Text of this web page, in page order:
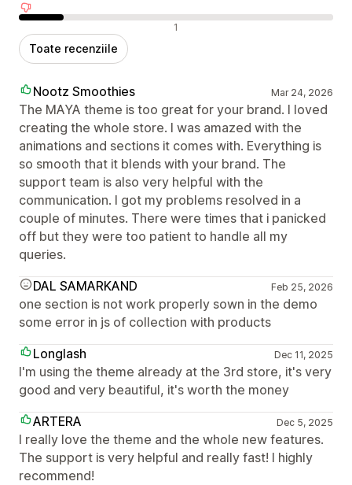
1
Toate recenziile
Nootz Smoothies Mar 24, 2026
The MAYA theme is too great for your brand. I loved
creating the whole store. I was amazed with the
animations and sections it comes with. Everything is
so smooth that it blends with your brand. The
support team is also very helpful with the
communication. I got my problems resolved in a
couple of minutes. There were times that i panicked
off but they were too patient to handle all my
queries.
DAL SAMARKAND
Feb 25, 2026
one section is not work properly sown in the demo
some error in js of collection with products
Longlash
Dec 11, 2025
I'm using the theme already at the 3rd store, it's very
good and very beautiful, it's worth the money
ARTERA
Dec 5, 2025
I really love the theme and the whole new features.
The support is very helpful and really fast! I highly
recommend!